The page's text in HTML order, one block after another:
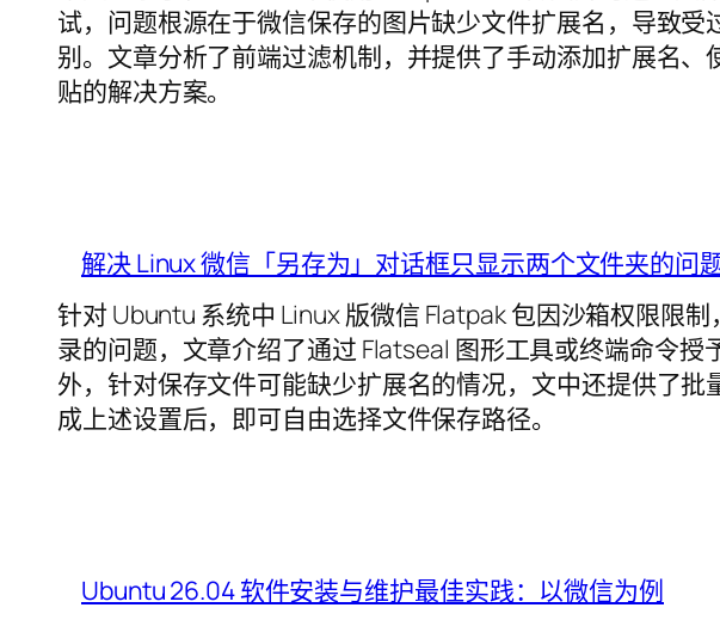
试，问题根源在于微信保存的图片缺少文件扩展名，导致
别。文章分析了前端过滤机制，并提供了手动添加扩展名
贴的解决方案。
解决 Linux 微信「另存为」对话框只显示两个文件夹的问
针对 Ubuntu 系统中 Linux 版微信 Flatpak 包因沙箱权限限
录的问题，文章介绍了通过 Flatseal 图形工具或终端命令
外，针对保存文件可能缺少扩展名的情况，文中还提供了
成上述设置后，即可自由选择文件保存路径。
Ubuntu 26.04 软件安装与维护最佳实践：以微信为例